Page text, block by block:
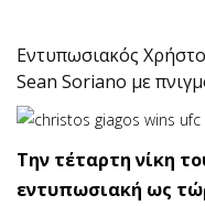
Εντυπωσιακός
Sean Soriano με
Την τέταρτη νίκη
εντυπωσιακή ως